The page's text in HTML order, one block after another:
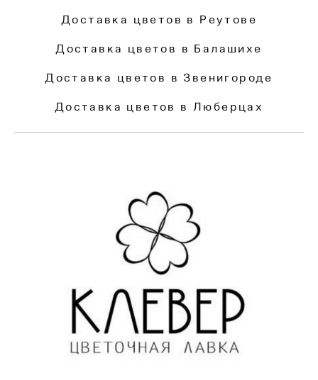
Доставка цветов в Реутове
Доставка цветов в Балашихе
Доставка цветов в Звенигороде
Доставка цветов в Люберцах